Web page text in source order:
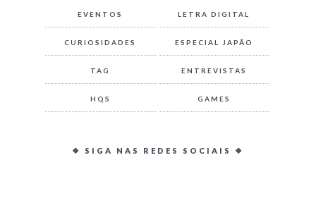
EVENTOS LETRA DIGITAL
CURIOSIDADES ESPECIAL JAPÃO
TAG ENTREVISTAS
HQS GAMES
❖ SIGA NAS REDES SOCIAIS ❖